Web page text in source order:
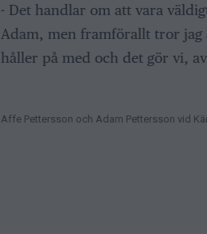
- Det handlar om att vara
Adam, men framförallt tror jag
håller på med och det gör vi,
Affe Pettersson och Adam Pettersson vid